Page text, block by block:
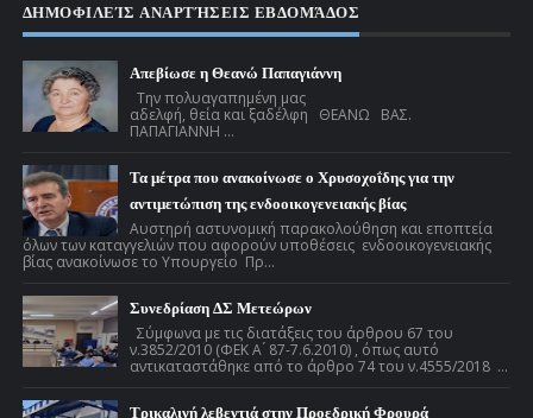
ΔΗΜΟΦΙΛΕΊΣ ΑΝΑΡΤΉΣΕΙΣ ΕΒΔΟΜΆΔΟΣ
Απεβίωσε η Θεανώ Παπαγιάννη
Την πολυαγαπημένη μας
αδελφή, θεία και ξαδέλφη ΘΕΑΝΩ ΒΑΣ.
ΠΑΠΑΓΙΑΝΝΗ ...
Τα μέτρα που ανακοίνωσε ο Χρυσοχοΐδης για την
αντιμετώπιση της ενδοοικογενειακής βίας
Αυστηρή αστυνομική παρακολούθηση και εποπτεία
όλων των καταγγελιών που αφορούν υποθέσεις ενδοοικογενειακής
βίας ανακοίνωσε το Υπουργείο Πρ...
Συνεδρίαση ΔΣ Μετεώρων
Σύμφωνα με τις διατάξεις του άρθρου 67 του
ν.3852/2010 (ΦΕΚ Α ́ 87-7.6.2010) , όπως αυτό
αντικαταστάθηκε από το άρθρο 74 του ν.4555/2018 ...
Τρικαλινή λεβεντιά στην Προεδρική Φρουρά